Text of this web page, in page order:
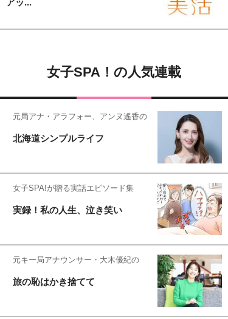
アッ...
女子SPA！の人気連載
元局アナ・アラフォー、アンヌ遙香の
北海道シンプルライフ
女子SPA!が贈る実話エピソード集
実録！私の人生、泣き笑い
元キー局アナウンサー・大木優紀の
旅の恥はかき捨てて